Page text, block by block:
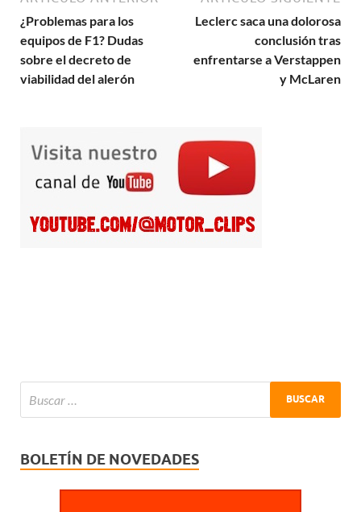
¿Problemas para los
equipos de F1? Dudas
sobre el decreto de
viabilidad del alerón
Leclerc saca una dolorosa
conclusión tras
enfrentarse a Verstappen
y McLaren
BOLETÍN DE NOVEDADES